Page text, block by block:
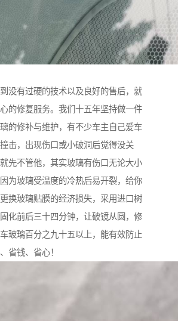
没有过硬的技术以及良好的售后，就
的修复服务。我们十五年坚持做一件
的修补与维护，有不少车主自己爱车
击，出现伤口或小破洞后觉得没关
先不管他，其实玻璃有伤口无论大小
为玻璃受温度的冷热后易开裂，给你
换玻璃贴膜的经济损失，采用进口树
化前后三十四分钟，让破镜从圆，修
玻璃百分之九十五以上，能有效防止
省钱、省心！